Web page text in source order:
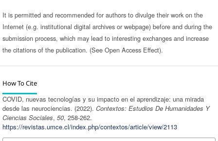
It is permitted and recommended for authors to divulge their work on the
Internet (e.g. institutional digital archives or webpage) before and during the
submission process, which may lead to interesting exchanges and increase
the citations of the publication. (See Open Access Effect).
How To Cite
COVID, nuevas tecnologías y su impacto en el aprendizaje: una mirada
desde las neurociencias. (2022). Contextos: Estudios De Humanidades Y
Ciencias Sociales, 50, 258-262.
https://revistas.umce.cl/index.php/contextos/article/view/2113